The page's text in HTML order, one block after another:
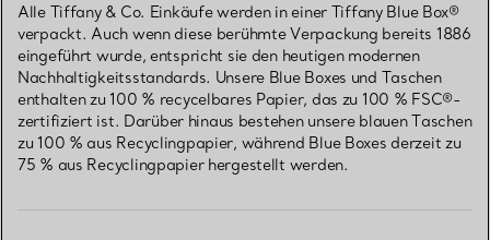
Alle Tiffany & Co. Einkäufe werden in einer Tiffany Blue Box®
verpackt. Auch wenn diese berühmte Verpackung bereits 1886
eingeführt wurde, entspricht sie den heutigen modernen
Nachhaltigkeitsstandards. Unsere Blue Boxes und Taschen
enthalten zu 100 % recycelbares Papier, das zu 100 % FSC®-
zertifiziert ist. Darüber hinaus bestehen unsere blauen Taschen
zu 100 % aus Recyclingpapier, während Blue Boxes derzeit zu
75 % aus Recyclingpapier hergestellt werden.